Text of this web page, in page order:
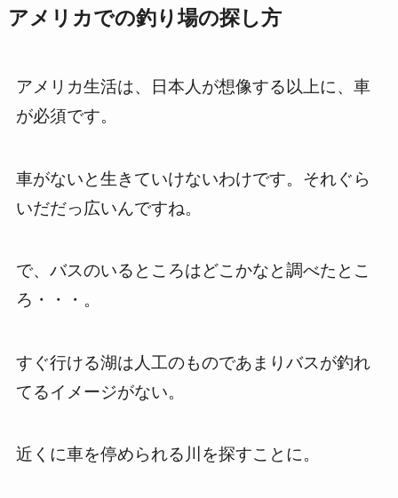
アメリカでの釣り場の探し方
アメリカ生活は、日本人が想像する以上に、車
が必須です。
車がないと生きていけないわけです。それぐら
いだだっ広いんですね。
で、バスのいるところはどこかなと調べたとこ
ろ・・・。
すぐ行ける湖は人工のものであまりバスが釣れ
てるイメージがない。
近くに車を停められる川を探すことに。